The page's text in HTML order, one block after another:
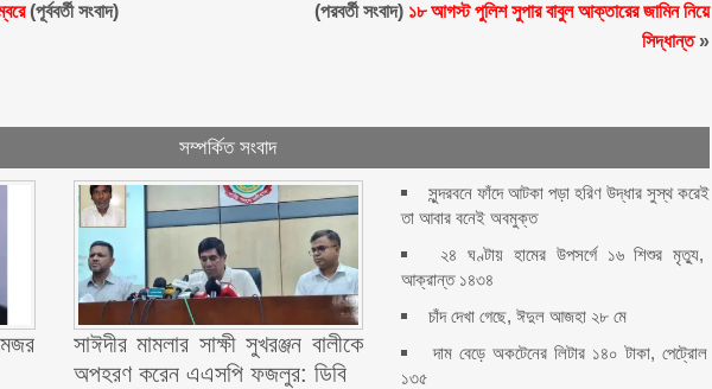
(পূর্ববর্তী সংবাদ) (পরবর্তী সংবাদ) ১৮ আগস্ট পুলিশ সুপার বাবুল আক্তারের জামিন নিয়ে
সিদ্ধান্ত»
সম্পর্কিত সংবাদ
সাঈদীর মামলার সাক্ষী সুখরঞ্জন বালীকে
অপহরণ করেন এএসপি ফজলুর: ডিবি
সুন্দরবনে ফাঁদে আটকা পড়া হরিণ উদ্ধার সুস্থ করেই
তা আবার বনেই অবমুক্ত
২৪ ঘণ্টায় হামের উপসর্গে ১৬ শিশুর মৃত্যু,
আক্রান্ত ১৪৩৪
চাঁদ দেখা গেছে, ঈদুল আজহা ২৮ মে
দাম বেড়ে অকটেনের লিটার ১৪০ টাকা, পেট্রোল
১৩৫